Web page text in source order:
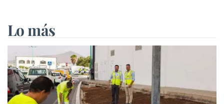
Lo más